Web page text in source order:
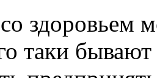
здоровьем
таки